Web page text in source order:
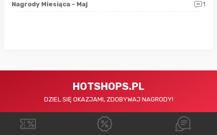
Nagrody Miesiąca - Maj
1
HOTSHOPS.PL
DZIEL SIĘ OKAZJAMI, ZDOBYWAJ NAGRODY!